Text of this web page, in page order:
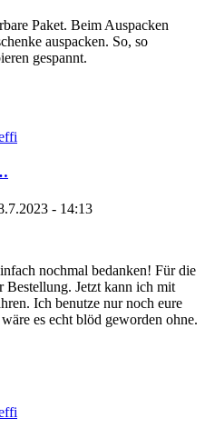
Paket. Beim Auspacken
auspacken. So, so
gespannt.
- 14:13
nochmal bedanken! Für die
Jetzt kann ich mit
Ich benutze nur noch eure
es echt blöd geworden ohne.